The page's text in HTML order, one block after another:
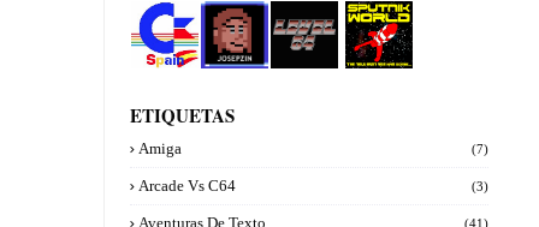
Commod
ore Spain
Sputnik
World
Josepzin
ETIQUETAS
Amiga (7)
Arcade Vs C64 (3)
Aventuras De Texto (41)